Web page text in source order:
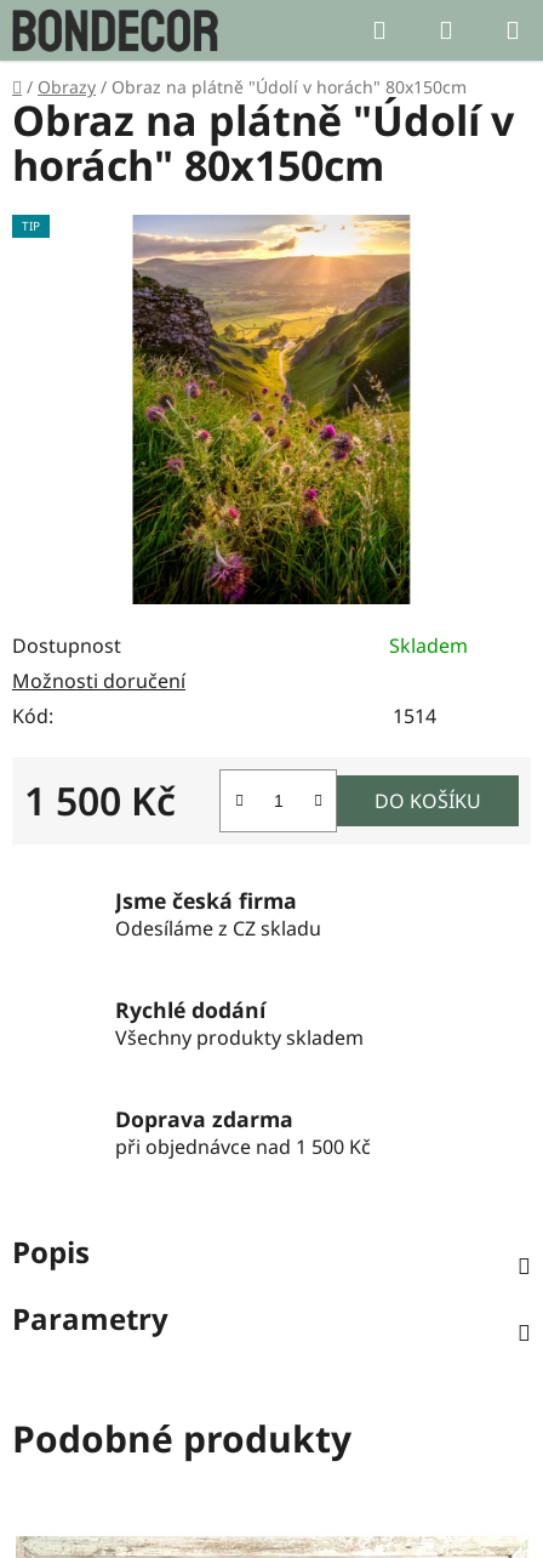
Přejít
na
obsah
Hledat
KOŠÍK
Domů
/ Obrazy / Obraz na plátně "Údolí v horách" 80x150cm
Dostupnost
Skladem
Možnosti doručení
Kód:
1514
1 500 Kč DO KOŠÍKU
Obraz na plátně "Údolí v
horách" 80x150cm
TIP
Jsme česká firma
Odesíláme z CZ skladu
Rychlé dodání
Všechny produkty skladem
Doprava zdarma
při objednávce nad 1 500 Kč
Popis
Parametry
Podobné produkty